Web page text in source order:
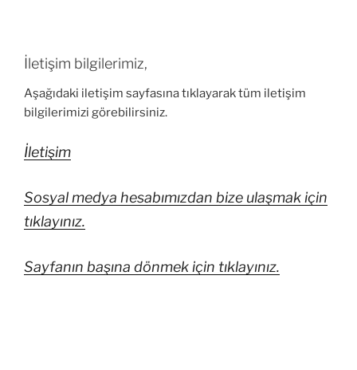
İletişim bilgilerimiz,
Aşağıdaki iletişim sayfasına tıklayarak tüm iletişim
bilgilerimizi görebilirsiniz.
İletişim
Sosyal medya hesabımızdan bize ulaşmak için
tıklayınız.
Sayfanın başına dönmek için tıklayınız.